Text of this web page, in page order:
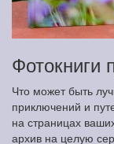
Фотокниги
Что может быть
приключений и
на страницах
архив на целую